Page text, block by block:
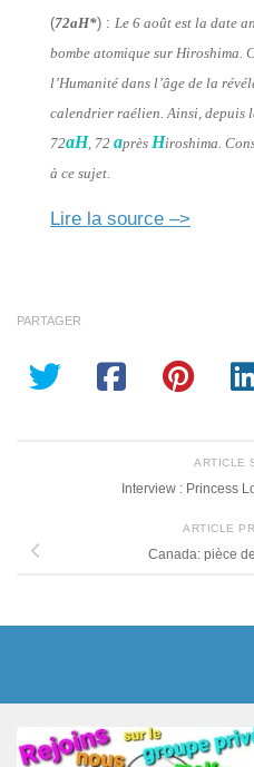
(72aH*) : Le 6 août est la date
bombe atomique sur Hiroshima.
l’Humanité dans l’âge de la
calendrier raélien. Ainsi, depuis
72aH, 72 après Hiroshima.
à ce sujet.
Lire la source –>
PARTAGER
ARTICLE
Interview : Princess
ARTICLE
Canada: pièce